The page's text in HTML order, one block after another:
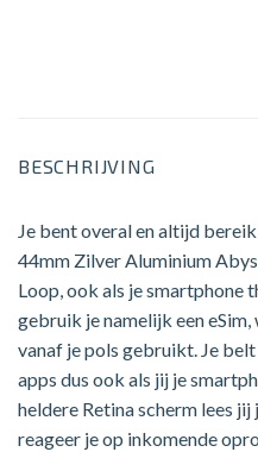
BESCHRIJVING
Je bent overal en altijd
44mm Zilver Aluminium
Loop, ook als je smartphone
gebruik je namelijk een
vanaf je pols gebruikt. Je
apps dus ook als jij je
heldere Retina scherm lees
reageer je op inkomende